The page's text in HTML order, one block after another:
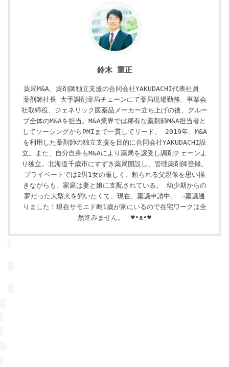
鈴木 重正
薬局M&A、薬剤師独立支援の合同会社YAKUDACHI代表社員
薬剤師社長 大手調剤薬局チェーンにて薬局現場勤務、事業会
社取締役、ジェネリック医薬品メーカー立ち上げの後、グルー
プ全体のM&Aを担当。M&A業界では稀有な薬剤師M&A担当者と
してソーシングからPMIまで一貫してリード。 2019年、M&A
を利用した薬剤師の独立支援を目的に合同会社YAKUDACHI設
立。また、自分自身もM&Aにより薬局を譲受し調剤チェーンよ
り独立。北海道千歳市にすずき薬局開設し、管理薬剤師登録。
プライベートでは2男1女の厳しく、頼られる父親像を思い描
きながらも、家庭は妻と娘に支配されている。 幼少期からの
夢だった大型犬を飼いたくて、現在、稟議申請中。 ⇒稟議通
りました！現在サモエド雌1歳が家にいるので在宅ワークは全
然進みません。 ♥•ᴥ•♥